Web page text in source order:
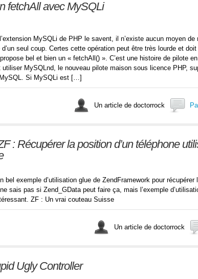
fetchAll avec MySQLi
MySQLi de PHP le savent, il n’existe aucun moyen de
d’un seul coup. Certes cette opération peut être très lourde et
bel et bien un « fetchAll() ». C’est une histoire de pilote
MySQLnd, le nouveau pilote maison sous licence PHP,
Si MySQLi est […]
Un article de doctorrock
: Récupérer la position d’un téléphone
bel exemple d’utilisation glue de ZendFramework pour récupérer
sais pas si Zend_GData peut faire ça, mais l’exemple
ZF : Un vrai couteau Suisse
Un article de doctorrock
Ugly Controller